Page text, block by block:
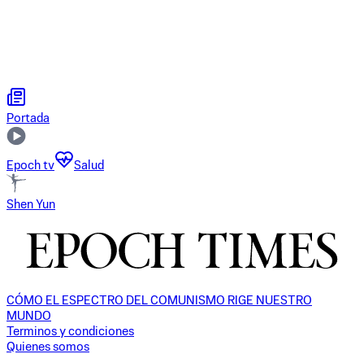
Portada
Epoch tv Salud
Shen Yun
CÓMO EL ESPECTRO DEL COMUNISMO RIGE NUESTRO
MUNDO
Terminos y condiciones
Quienes somos